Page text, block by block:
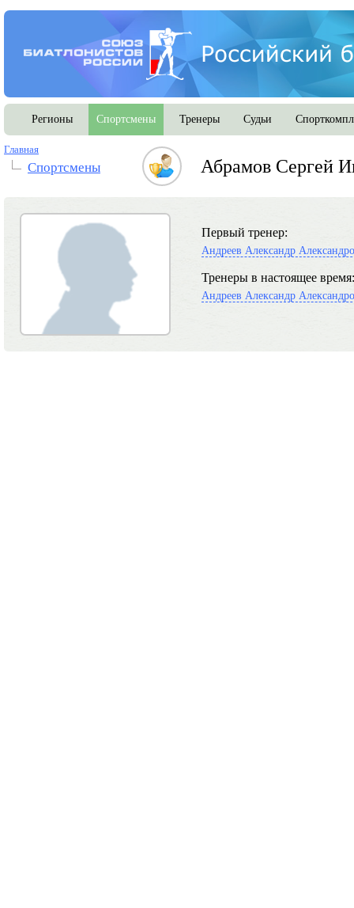
Регионы Спортсмены Тренеры Судьи
Главная
Спортсмены Абрамов Сергей
Первый тренер:
Андреев Александр
Тренеры в настоящее время:
Андреев Александр